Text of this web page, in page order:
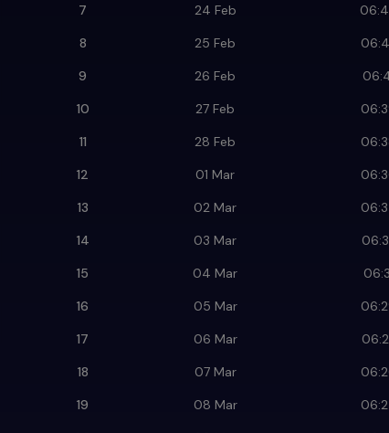
7
24 Feb
8
25 Feb
9
26 Feb
10
27 Feb
11
28 Feb
12
01 Mar
13
02 Mar
14
03 Mar
15
04 Mar
16
05 Mar
17
06 Mar
18
07 Mar
19
08 Mar